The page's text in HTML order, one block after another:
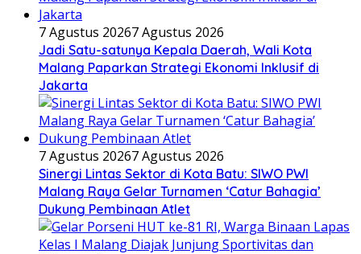
7 Agustus 20267 Agustus 2026
Jadi Satu-satunya Kepala Daerah, Wali Kota
Malang Paparkan Strategi Ekonomi Inklusif di
Jakarta
7 Agustus 20267 Agustus 2026
Sinergi Lintas Sektor di Kota Batu: SIWO PWI
Malang Raya Gelar Turnamen ‘Catur Bahagia’
Dukung Pembinaan Atlet